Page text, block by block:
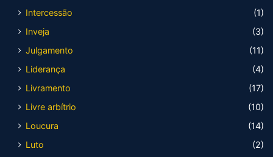
Intercessão
(1)
Inveja
(3)
Julgamento
(11)
Liderança
(4)
Livramento
(17)
Livre arbítrio
(10)
Loucura
(14)
Luto
(2)